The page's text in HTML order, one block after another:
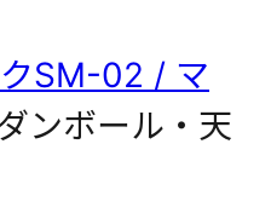
SM-02 / マ
ンボール・天